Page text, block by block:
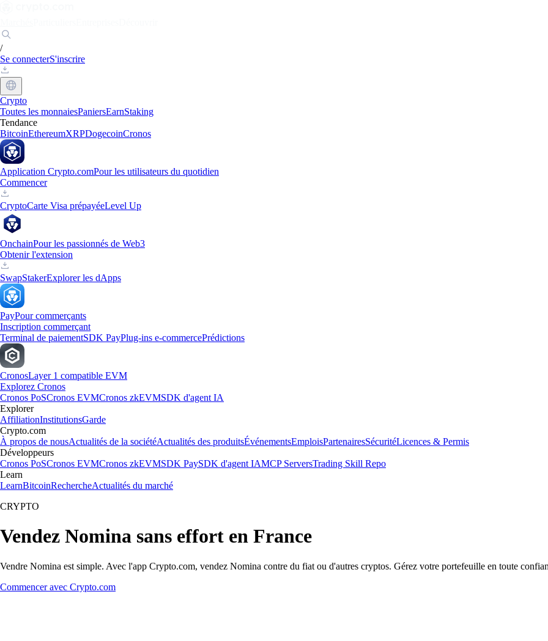
/
Se connecterS'inscrire
Crypto
Toutes les monnaiesPaniersEarnStaking
Tendance
BitcoinEthereumXRPDogecoinCronos
Application Crypto.comPour les utilisateurs du quotidien
Commencer
CryptoCarte Visa prépayéeLevel Up
OnchainPour les passionnés de Web3
Obtenir l'extension
SwapStakerExplorer les dApps
PayPour commerçants
Inscription commerçant
Terminal de paiementSDK PayPlug-ins e-commercePrédictions
CronosLayer 1 compatible EVM
Explorez Cronos
Cronos PoSCronos EVMCronos zkEVMSDK d'agent IA
Explorer
AffiliationInstitutionsGarde
Crypto.com
À propos de nousActualités de la sociétéActualités des produitsÉvénementsEmploisPartenairesSécuritéLicences & Permis
Développeurs
Cronos PoSCronos EVMCronos zkEVMSDK PaySDK d'agent IAMCP ServersTrading Skill Repo
Learn
LearnBitcoinRechercheActualités du marché
CRYPTO
Vendez Nomina sans effort en France
Vendre Nomina est simple. Avec l'app Crypto.com, vendez Nomina contre du fiat ou d'autres cryptos. Gérez votre portefeuille en toute
Commencer avec Crypto.com